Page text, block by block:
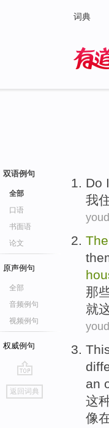
词典
双语例句
全部
口语
书面语
论文
原声例句
全部
音频例句
视频例句
权威例句
go
top
返回词典
Do I
我
The
那
就
an
这
像